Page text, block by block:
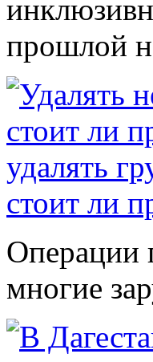
прошлой
стоит ли
Операции
многие